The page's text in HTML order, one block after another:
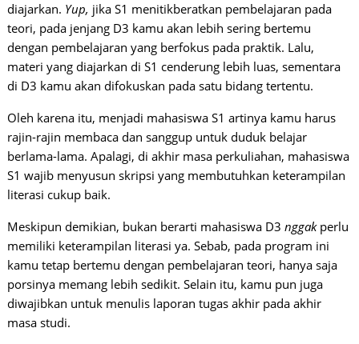
diajarkan. Yup, jika S1 menitikberatkan pembelajaran pada
teori, pada jenjang D3 kamu akan lebih sering bertemu
dengan pembelajaran yang berfokus pada praktik. Lalu,
materi yang diajarkan di S1 cenderung lebih luas, sementara
di D3 kamu akan difokuskan pada satu bidang tertentu.
Oleh karena itu, menjadi mahasiswa S1 artinya kamu harus
rajin-rajin membaca dan sanggup untuk duduk belajar
berlama-lama. Apalagi, di akhir masa perkuliahan, mahasiswa
S1 wajib menyusun skripsi yang membutuhkan keterampilan
literasi cukup baik.
Meskipun demikian, bukan berarti mahasiswa D3nggak perlu
memiliki keterampilan literasi ya. Sebab, pada program ini
kamu tetap bertemu dengan pembelajaran teori, hanya saja
porsinya memang lebih sedikit. Selain itu, kamu pun juga
diwajibkan untuk menulis laporan tugas akhir pada akhir
masa studi.